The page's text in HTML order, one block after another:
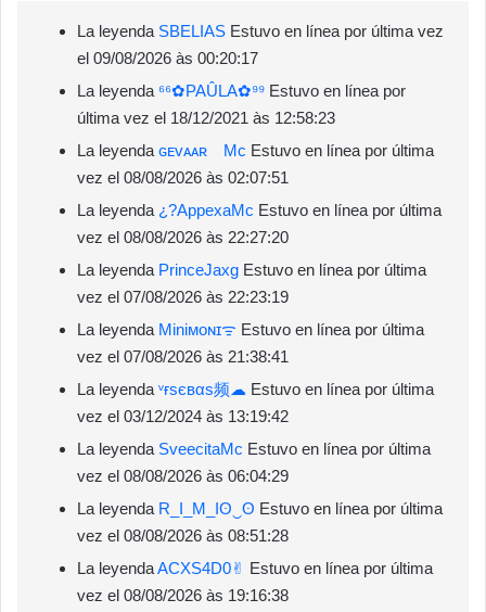
La leyenda SBㅤELIAS Estuvo en línea por última vez
el 09/08/2026 às 00:20:17
La leyenda ⁶⁶✿PAÛLA✿⁹⁹ Estuvo en línea por
última vez el 18/12/2021 às 12:58:23
La leyenda ɢᴇᴠᴀᴀʀ Mc Estuvo en línea por última
vez el 08/08/2026 às 02:07:51
La leyenda ¿?ㅤAppexaㅤMc Estuvo en línea por última
vez el 08/08/2026 às 22:27:20
La leyenda PrinceㅤJaxg Estuvo en línea por última
vez el 07/08/2026 às 22:23:19
La leyenda Miniㅤㅤᴍᴏɴɪᯤ Estuvo en línea por última
vez el 07/08/2026 às 21:38:41
La leyenda ᵛғㅤѕєвαѕ频☁︎ Estuvo en línea por última
vez el 03/12/2024 às 13:19:42
La leyenda SveecitaㅤMc Estuvo en línea por última
vez el 08/08/2026 às 06:04:29
La leyenda R_I_M_Iʘ⁠‿⁠ʘ Estuvo en línea por última
vez el 08/08/2026 às 08:51:28
La leyendaACXS4D0✌︎︎ Estuvo en línea por última
vez el 08/08/2026 às 19:16:38